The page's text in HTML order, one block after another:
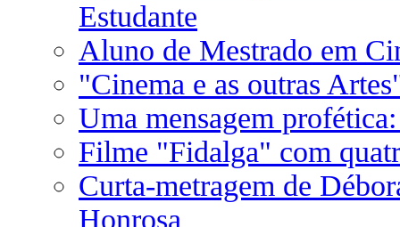
Estudante
Aluno de Mestrado em
"Cinema e as outras
Uma mensagem
Filme "Fidalga" com
Curta-metragem de
Honrosa